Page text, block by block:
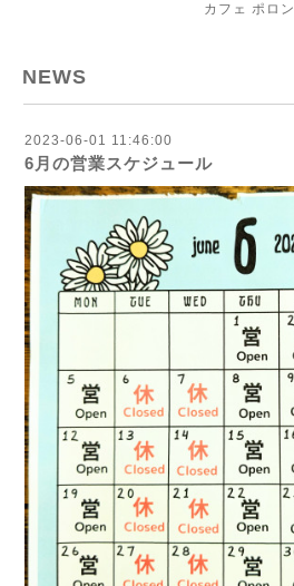
カフェ ポロン
NEWS
2023-06-01 11:46:00
6月の営業スケジュール